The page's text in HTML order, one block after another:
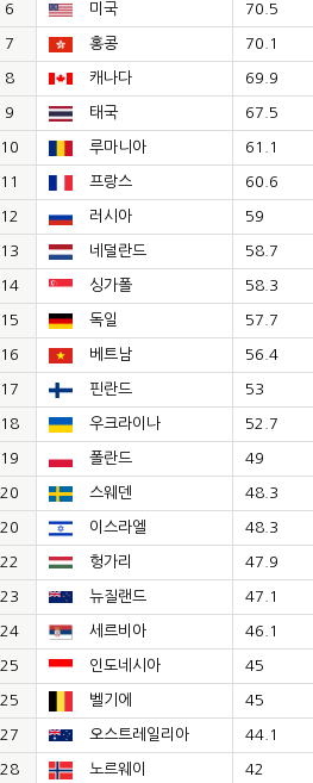
6 미국 70.5
7 홍콩 70.1
8 캐나다 69.9
9 태국 67.5
10 루마니아 61.1
11 프랑스 60.6
12 러시아 59
13 네덜란드 58.7
14 싱가폴 58.3
15 독일 57.7
16 베트남 56.4
17 핀란드 53
18 우크라이나 52.7
19 폴란드 49
20 스웨덴 48.3
20 이스라엘 48.3
22 헝가리 47.9
23 뉴질랜드 47.1
24 세르비아 46.1
25 인도네시아 45
25 벨기에 45
27 오스트레일리아 44.1
28 노르웨이 42